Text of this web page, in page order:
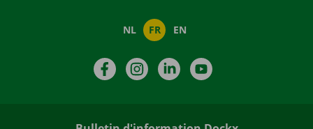
NL FR EN
FacebookInstagramLinkedIn